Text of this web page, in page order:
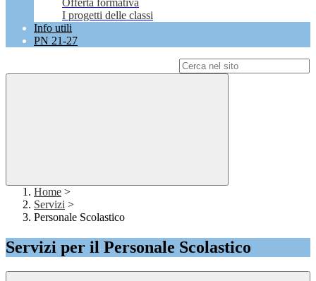
Offerta formativa
I progetti delle classi
Info utili
PN 21-27
Home >
Servizi >
Personale Scolastico
Servizi per il Personale Scolastico